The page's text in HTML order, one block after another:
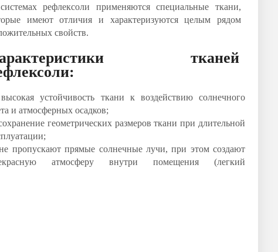
рефлексоли применяются специальные ткани,
имеют отличия и характеризуются целым рядом
свойств.
тканей
высокая устойчивость ткани к воздействию солнечного
и атмосферных осадков;
геометрических размеров ткани при длительной
пропускают прямые солнечные лучи, при этом создают
атмосферу внутри помещения (легкий